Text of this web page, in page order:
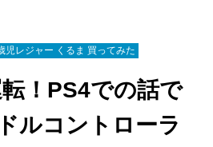
児レジャー くるま 買ってみた
！PS4での話で
ルコントローラ